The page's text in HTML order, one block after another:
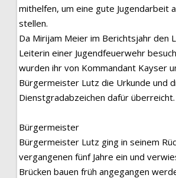
mithelfen, um eine gute Jugendarbeit
stellen.
Da Mirijam Meier im Berichtsjahr den
Leiterin einer Jugendfeuerwehr
wurden ihr von Kommandant Kayser
Bürgermeister Lutz die Urkunde und
Dienstgradabzeichen dafür überreicht.
Bürgermeister
Bürgermeister Lutz ging in seinem
vergangenen fünf Jahre ein und
Brücken bauen früh angegangen